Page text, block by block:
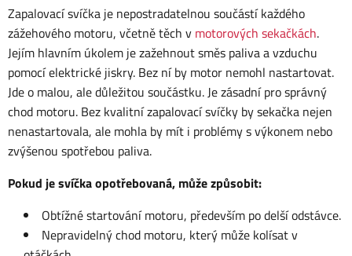
Zapalovací svíčka je nepostradatelnou součástí každého
zážehového motoru, včetně těch v motorových sekačkách.
Jejím hlavním úkolem je zažehnout směs paliva a vzduchu
pomocí elektrické jiskry. Bez ní by motor nemohl nastartovat.
Jde o malou, ale důležitou součástku. Je zásadní pro správný
chod motoru. Bez kvalitní zapalovací svíčky by sekačka nejen
nenastartovala, ale mohla by mít i problémy s výkonem nebo
zvýšenou spotřebou paliva.
Pokud je svíčka opotřebovaná, může způsobit:
Obtížné startování motoru, především po delší odstávce.
Nepravidelný chod motoru, který může kolísat v